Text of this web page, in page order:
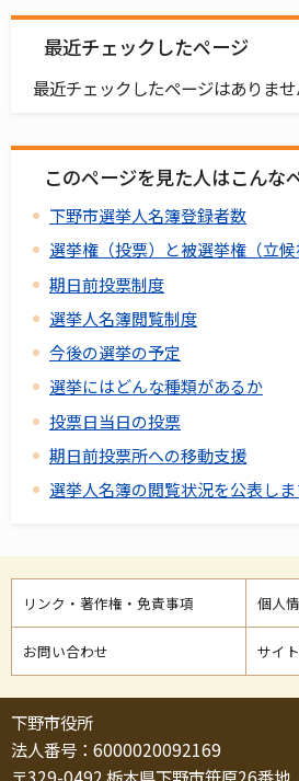
最近チェックしたページ
最近チェックしたページはありませ
このページを見た人はこんな
下野市選挙人名簿登録者数
選挙権（投票）と被選挙権（立候
期日前投票制度
選挙人名簿閲覧制度
今後の選挙の予定
選挙にはどんな種類があるか
投票日当日の投票
期日前投票所への移動支援
選挙人名簿の閲覧状況を公表し
リンク・著作権・免責事項 個人
お問い合わせ サイ
下野市役所
法人番号：6000020092169